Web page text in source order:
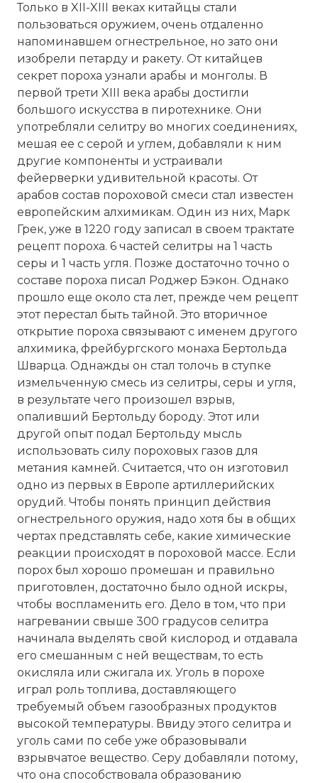
Только в XII-XIII веках китайцы стали
пользоваться оружием, очень отдаленно
напоминавшем огнестрельное, но зато они
изобрели петарду и ракету. От китайцев
секрет пороха узнали арабы и монголы. В
первой трети XIII века арабы достигли
большого искусства в пиротехнике. Они
употребляли селитру во многих соединениях,
мешая ее с серой и углем, добавляли к ним
другие компоненты и устраивали
фейерверки удивительной красоты. От
арабов состав пороховой смеси стал известен
европейским алхимикам. Один из них, Марк
Грек, уже в 1220 году записал в своем трактате
рецепт пороха. 6 частей селитры на 1 часть
серы и 1 часть угля. Позже достаточно точно о
составе пороха писал Роджер Бэкон. Однако
прошло еще около ста лет, прежде чем рецепт
этот перестал быть тайной. Это вторичное
открытие пороха связывают с именем другого
алхимика, фрейбургского монаха Бертольда
Шварца. Однажды он стал толочь в ступке
измельченную смесь из селитры, серы и угля,
в результате чего произошел взрыв,
опаливший Бертольду бороду. Этот или
другой опыт подал Бертольду мысль
использовать силу пороховых газов для
метания камней. Считается, что он изготовил
одно из первых в Европе артиллерийских
орудий. Чтобы понять принцип действия
огнестрельного оружия, надо хотя бы в общих
чертах представлять себе, какие химические
реакции происходят в пороховой массе. Если
порох был хорошо промешан и правильно
приготовлен, достаточно было одной искры,
чтобы воспламенить его. Дело в том, что при
нагревании свыше 300 градусов селитра
начинала выделять свой кислород и отдавала
его смешанным с ней веществам, то есть
окисляла или сжигала их. Уголь в порохе
играл роль топлива, доставляющего
требуемый объем газообразных продуктов
высокой температуры. Ввиду этого селитра и
уголь сами по себе уже образовывали
взрывчатое вещество. Серу добавляли потому,
что она способствовала образованию
☓